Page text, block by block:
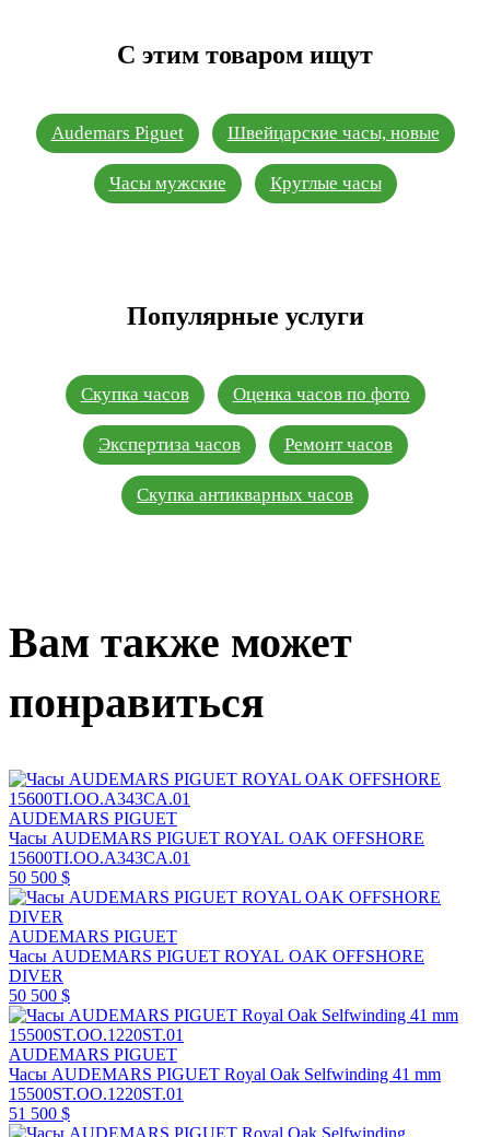
С этим товаром ищут
Audemars Piguet Швейцарские часы, новые
Часы мужские Круглые часы
Популярные услуги
Скупка часов Оценка часов по фото
Экспертиза часов Ремонт часов
Скупка антикварных часов
Вам также может
понравиться
AUDEMARS PIGUET
Часы AUDEMARS PIGUET ROYAL OAK OFFSHORE
15600TI.OO.A343CA.01
50 500 $
AUDEMARS PIGUET
Часы AUDEMARS PIGUET ROYAL OAK OFFSHORE
DIVER
50 500 $
AUDEMARS PIGUET
Часы AUDEMARS PIGUET Royal Oak Selfwinding 41 mm
15500ST.OO.1220ST.01
51 500 $